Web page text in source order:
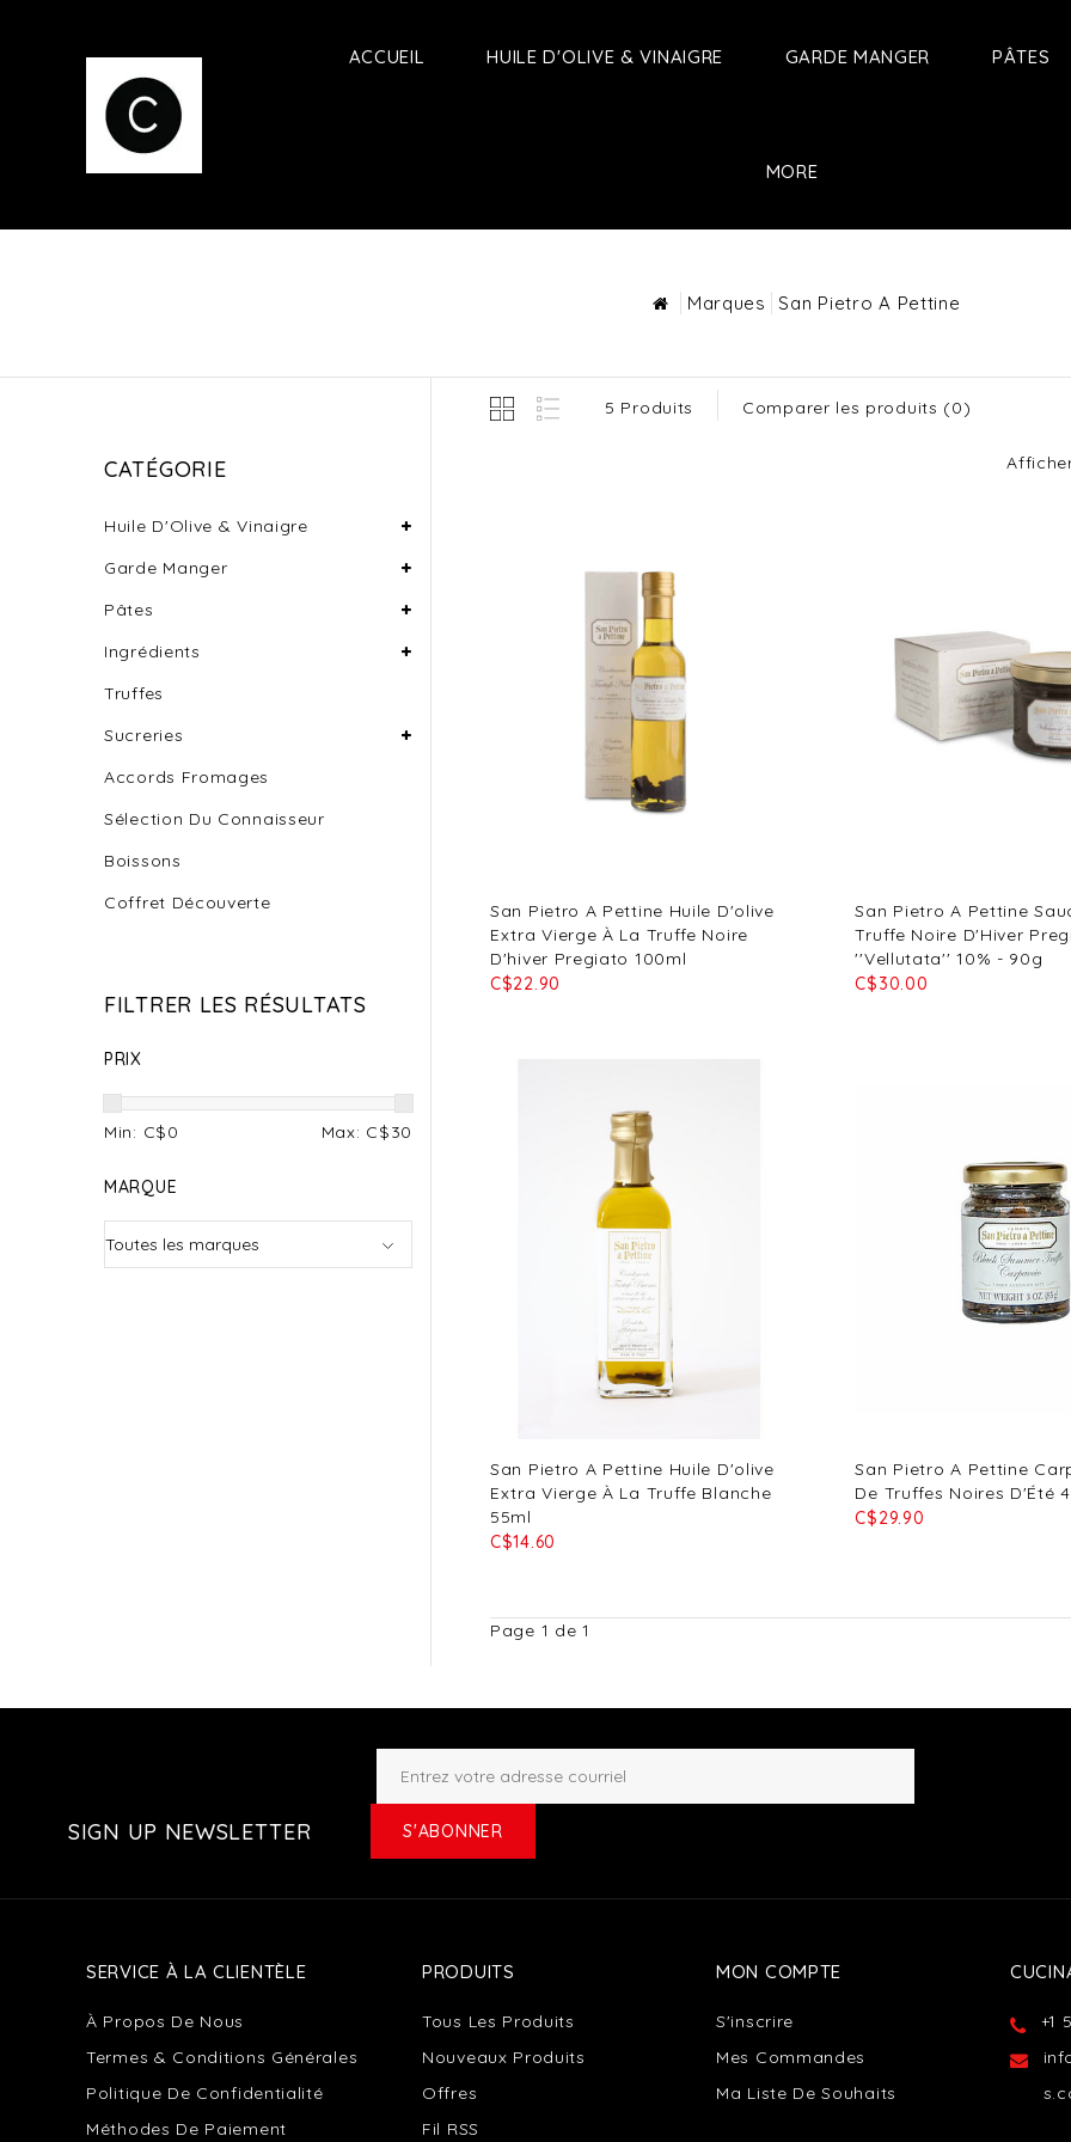
ACCUEIL HUILE D'OLIVE & VINAIGRE GARDE MANGER PÂTES
MORE
Marques San Pietro A Pettine
CATÉGORIE
Huile D'Olive & Vinaigre
Garde Manger
Pâtes
Ingrédients
Truffes
Sucreries
Accords Fromages
Sélection Du Connaisseur
Boissons
Coffret Découverte
FILTRER LES RÉSULTATS
PRIX
Min: C$0 Max: C$30
MARQUE
5 Produits Comparer les produits (0)
San Pietro A Pettine Huile D'olive
Extra Vierge À La Truffe Noire
D'hiver Pregiato 100ml
C$22.90
San Pietro A Pettine
Truffe Noire D'Hiver
''Vellutata'' 10% - 90g
C$30.00
San Pietro A Pettine Huile D'olive
Extra Vierge À La Truffe Blanche
55ml
C$14.60
San Pietro A Pettine
De Truffes Noires D'Été
C$29.90
Page 1 de 1
SIGN UP NEWSLETTER S'ABONNER
SERVICE À LA CLIENTÈLE
À Propos De Nous
Termes & Conditions Générales
Politique De Confidentialité
Méthodes De Paiement
PRODUITS
Tous Les Produits
Nouveaux Produits
Offres
Fil RSS
MON COMPTE
S'inscrire
Mes Commandes
Ma Liste De Souhaits
+1